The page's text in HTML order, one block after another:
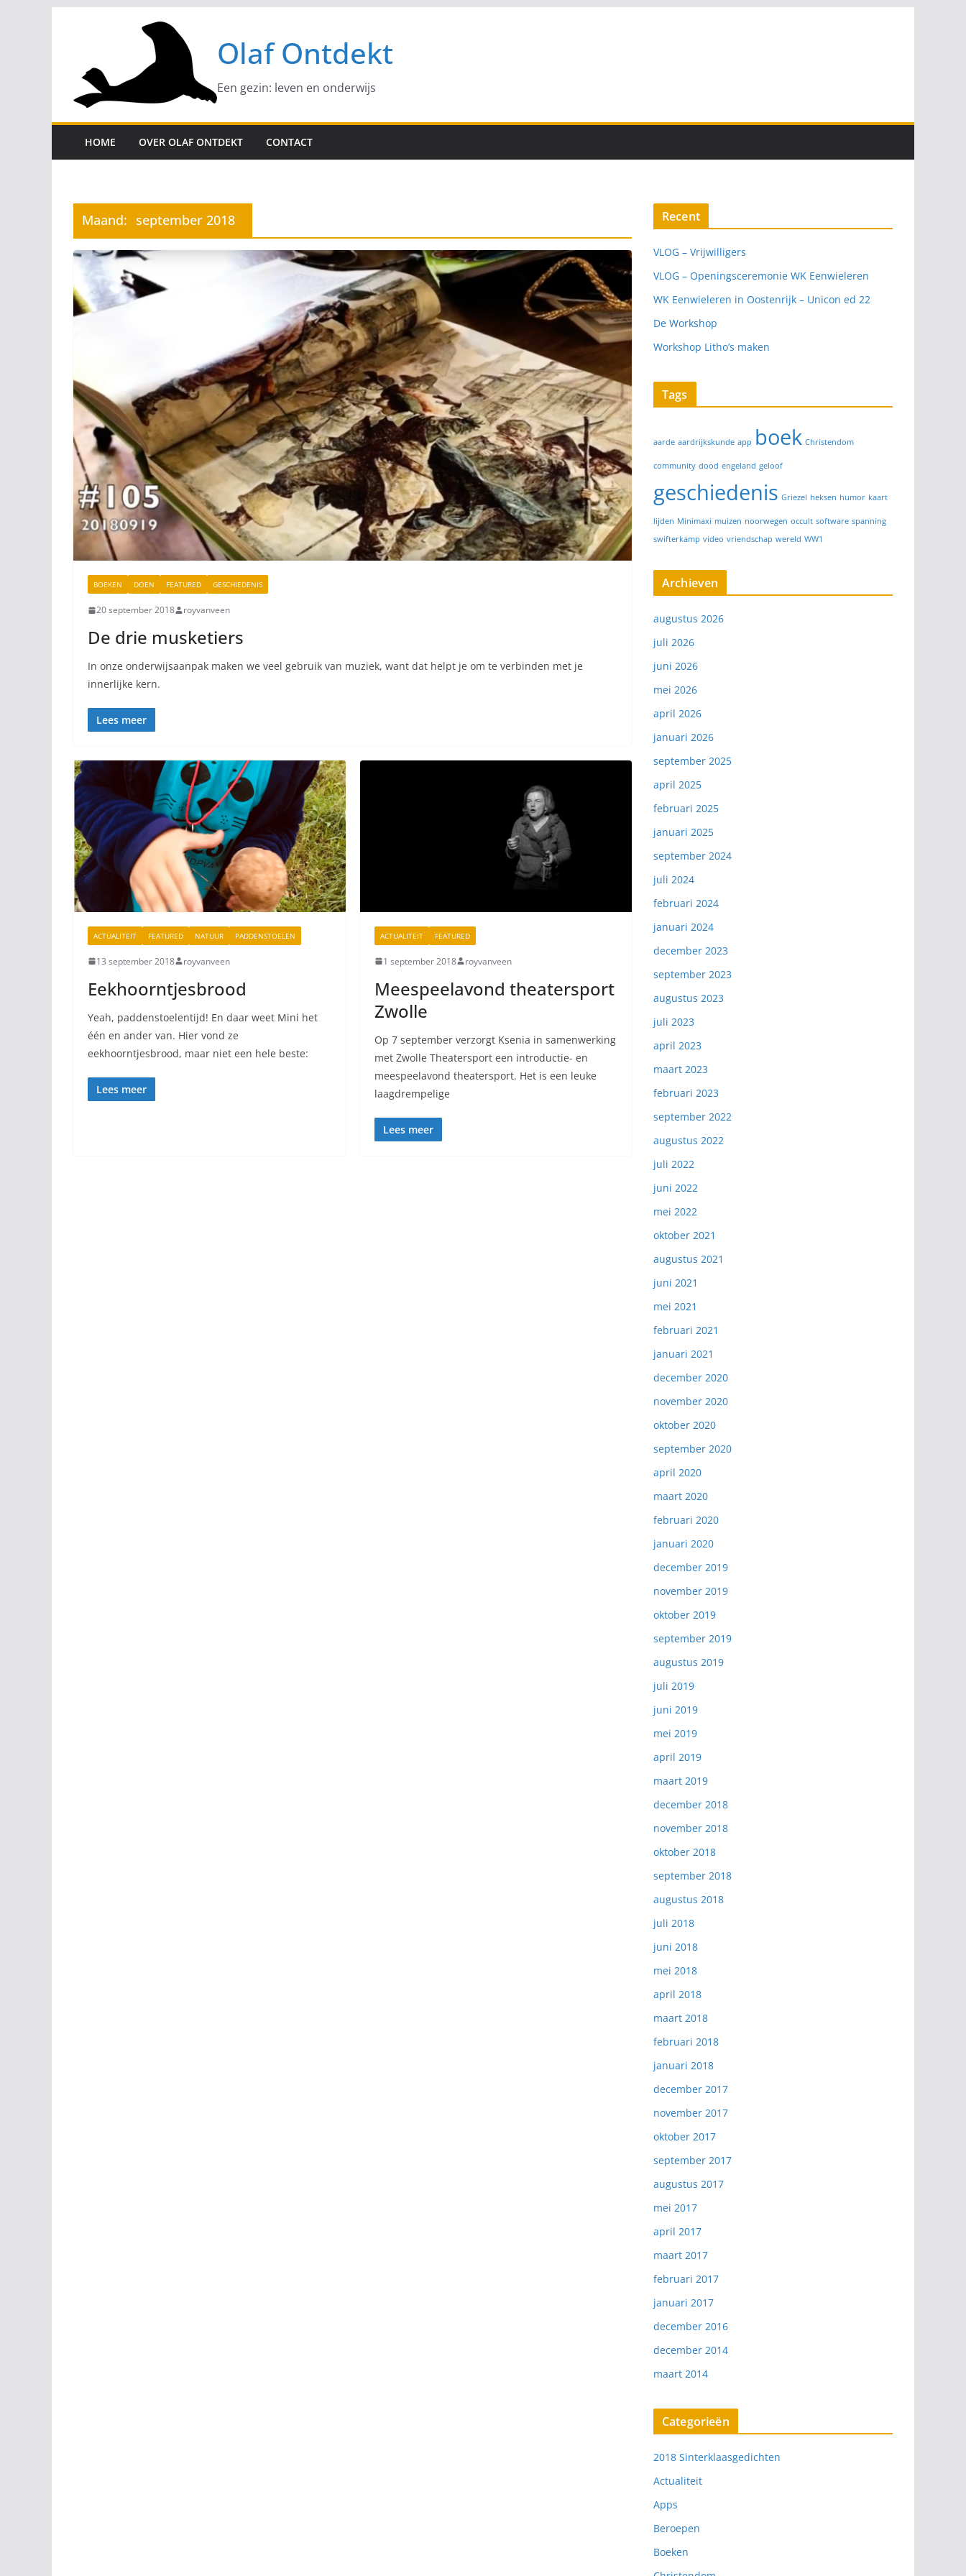
inhoud
Olaf Ontdekt
Een gezin: leven en onderwijs
HOME OVER OLAF ONTDEKT CONTACT
Maand: september 2018
BOEKEN DOEN FEATURED GESCHIEDENIS
20 september 2018 royvanveen
De drie musketiers
In onze onderwijsaanpak maken we veel gebruik van muziek, want dat helpt je om te verbinden met je
innerlijke kern.
Lees meer
ACTUALITEIT FEATURED NATUUR PADDENSTOELEN
13 september 2018 royvanveen
Eekhoorntjesbrood
Yeah, paddenstoelentijd! En daar weet Mini het
één en ander van. Hier vond ze
eekhoorntjesbrood, maar niet een hele beste:
Lees meer
ACTUALITEIT FEATURED
1 september 2018 royvanveen
Meespeelavond theatersport
Zwolle
Op 7 september verzorgt Ksenia in samenwerking
met Zwolle Theatersport een introductie- en
meespeelavond theatersport. Het is een leuke
laagdrempelige
Lees meer
Recent
VLOG – Vrijwilligers
VLOG – Openingsceremonie WK Eenwieleren
WK Eenwieleren in Oostenrijk – Unicon ed 22
De Workshop
Workshop Litho’s maken
Tags
aarde aardrijkskunde app boek Christendom
community dood engeland geloof
geschiedenis Griezel heksen humor kaart
lijden Minimaxi muizen noorwegen occult software spanning
swifterkamp video vriendschap wereld WW1
Archieven
augustus 2026
juli 2026
juni 2026
mei 2026
april 2026
januari 2026
september 2025
april 2025
februari 2025
januari 2025
september 2024
juli 2024
februari 2024
januari 2024
december 2023
september 2023
augustus 2023
juli 2023
april 2023
maart 2023
februari 2023
september 2022
augustus 2022
juli 2022
juni 2022
mei 2022
oktober 2021
augustus 2021
juni 2021
mei 2021
februari 2021
januari 2021
december 2020
november 2020
oktober 2020
september 2020
april 2020
maart 2020
februari 2020
januari 2020
december 2019
november 2019
oktober 2019
september 2019
augustus 2019
juli 2019
juni 2019
mei 2019
april 2019
maart 2019
december 2018
november 2018
oktober 2018
september 2018
augustus 2018
juli 2018
juni 2018
mei 2018
april 2018
maart 2018
februari 2018
januari 2018
december 2017
november 2017
oktober 2017
september 2017
augustus 2017
mei 2017
april 2017
maart 2017
februari 2017
januari 2017
december 2016
december 2014
maart 2014
Categorieën
2018 Sinterklaasgedichten
Actualiteit
Apps
Beroepen
Boeken